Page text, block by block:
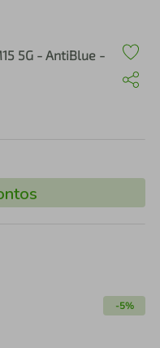
5G - AntiBlue -
-5%